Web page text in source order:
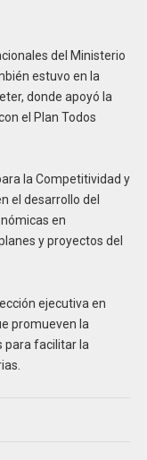
del Ministerio
estuvo en la
donde apoyó la
el Plan Todos
la Competitividad y
el desarrollo del
en
y proyectos del
ejecutiva en
promueven la
para facilitar la